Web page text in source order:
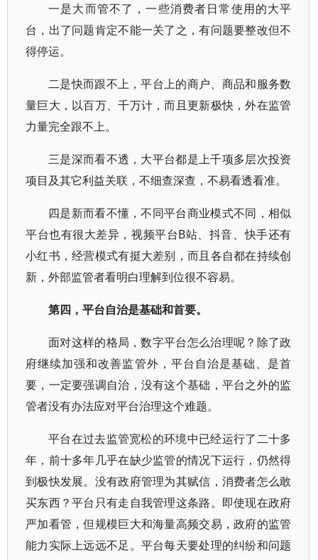
一是大而管不了，一些消费者日常使用的大平
台，出了问题肯定不能一关了之，有问题要整改但不
得停运。
二是快而跟不上，平台上的商户、商品和服务数
量巨大，以百万、千万计，而且更新极快，外在监管
力量完全跟不上。
三是深而看不透，大平台都是上千项多层次投资
项目及其它利益关联，不细查深查，不易看透看准。
四是新而看不懂，不同平台商业模式不同，相似
平台也有很大差异，视频平台B站、抖音、快手还有
小红书，经营模式有挺大差别，而且各自都在持续创
新，外部监管者看明白理解到位很不容易。
第四，平台自治是基础和首要。
面对这样的格局，数字平台怎么治理呢？除了政
府继续加强和改善监管外，平台自治是基础、是首
要，一定要强调自治，没有这个基础，平台之外的监
管者没有办法应对平台治理这个难题。
平台在过去监管宽松的环境中已经运行了二十多
年，前十多年几乎在缺少监管的情况下运行，仍然得
到极快发展。没有政府管理为其赋信，消费者怎么敢
买东西？平台只有走自我管理这条路。即使现在政府
严加看管，但规模巨大和海量高频交易，政府的监管
能力实际上远远不足。平台每天要处理的纠纷和问题